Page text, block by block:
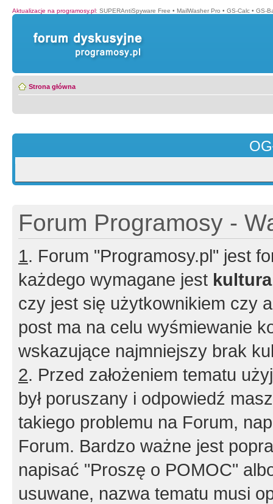
Aktualizacje na programosy.pl: SUPERAntiSpyware Free • MailWasher Pro • GS-Calc • GS-
Strona główna
Forum Programosy -
1. Forum "Programosy.pl" jest
każdego wymagane jest
czy jest się użytkownikiem czy
post ma na celu wyśmiewanie
wskazujące najmniejszy brak
2. Przed założeniem tematu
był poruszany i odpowiedź
takiego problemu na Forum,
Forum. Bardzo ważne jest
napisać "Proszę o POMOC"
usuwane, nazwa tematu musi